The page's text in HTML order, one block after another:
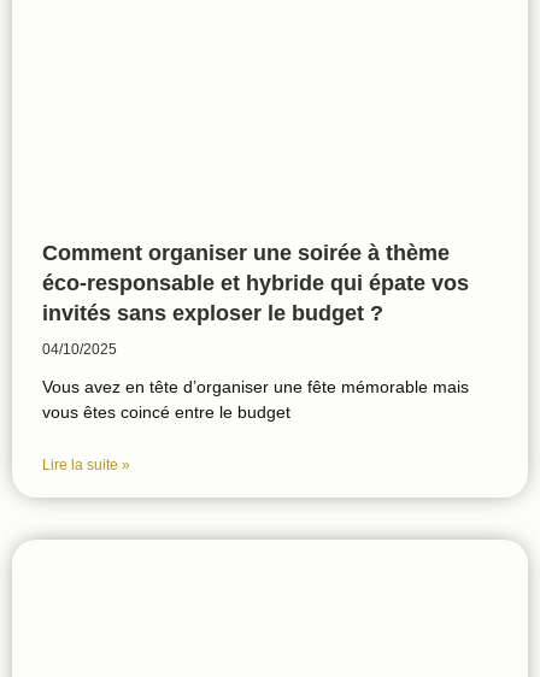
Comment organiser une soirée à thème
éco-responsable et hybride qui épate vos
invités sans exploser le budget ?
04/10/2025
Vous avez en tête d’organiser une fête mémorable mais
vous êtes coincé entre le budget
Lire la suite »